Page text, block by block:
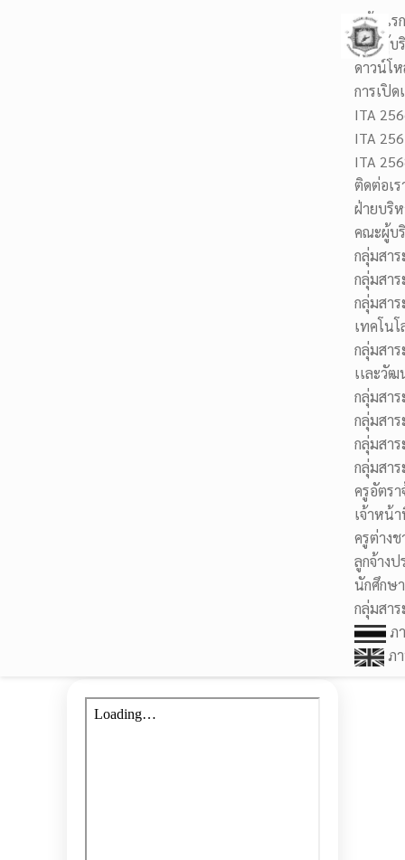
หน้าแรก
คณะผู้บ
ดาวน์โห
การเปิ
ITA
ITA
ITA
ติดต่อเร
ฝ่ายบริ
คณะผู้บ
กลุ่มสา
กลุ่มสา
กลุ่มสา
เทคโนโ
กลุ่มสา
เเละวั
กลุ่มสา
กลุ่มสาร
กลุ่มสา
กลุ่มสา
ครูอัตรา
เจ้าหน้
ครูต่าง
ลูกจ้างป
นักศึกษ
กลุ่มสาร
ภ
ภ
O15 : ประกาศเจตนารมณ์และกา